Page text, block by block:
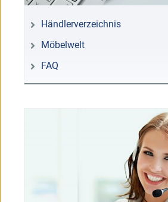
Händlerverzeichnis
Möbelwelt
FAQ